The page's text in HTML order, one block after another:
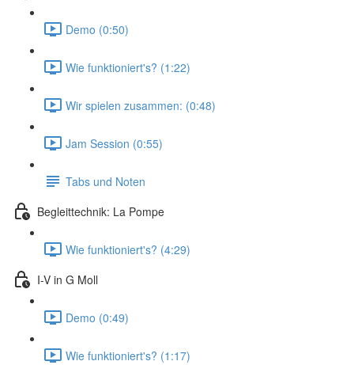
Demo (0:50)
Wie funktioniert's? (1:22)
Wir spielen zusammen: (0:48)
Jam Session (0:55)
Tabs und Noten
Begleittechnik: La Pompe
Wie funktioniert's? (4:29)
I-V in G Moll
Demo (0:49)
Wie funktioniert's? (1:17)